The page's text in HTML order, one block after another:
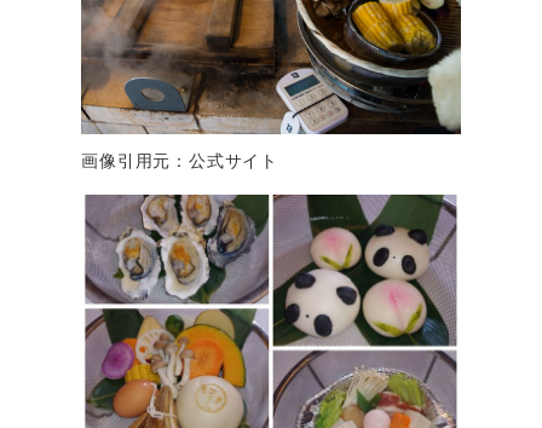
画像引用元：公式サイト